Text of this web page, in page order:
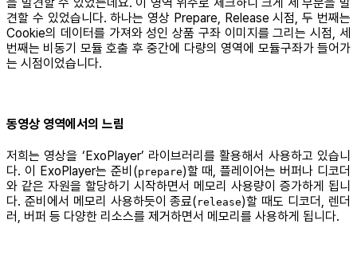
견할 수 있었습니다. 하나는 영상 Prepare, Release 시점, 두 번째는
Cookie의 데이터를 가져와 성인 상품 구좌 이미지를 그리는 시점, 세
번째는 비동기 모듈 호출 후 중간에 다량의 영역에 모듈구좌가 들어가
는 시점이었습니다.
동영상 영역에서의 느림
저희는 영상을 ‘ExoPlayer’ 라이브러리를 활용해서 사용하고 있습니
다. 이 ExoPlayer는 준비(prepare)할 때, 플레이어는 버퍼나 디코더
와 같은 자원을 할당하기 시작하면서 메모리 사용량이 증가하게 됩니
다. 준비에서 메모리 사용하듯이 종료( release)할 때도 디코더, 렌더
러, 버퍼 등 다양한 리소스를 제거하면서 메모리를 사용하게 됩니다.